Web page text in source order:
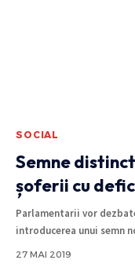
SOCIAL
Semne
șoferii cu
Parlamentarii vor
introducerea unui semn
27 MAI 2019